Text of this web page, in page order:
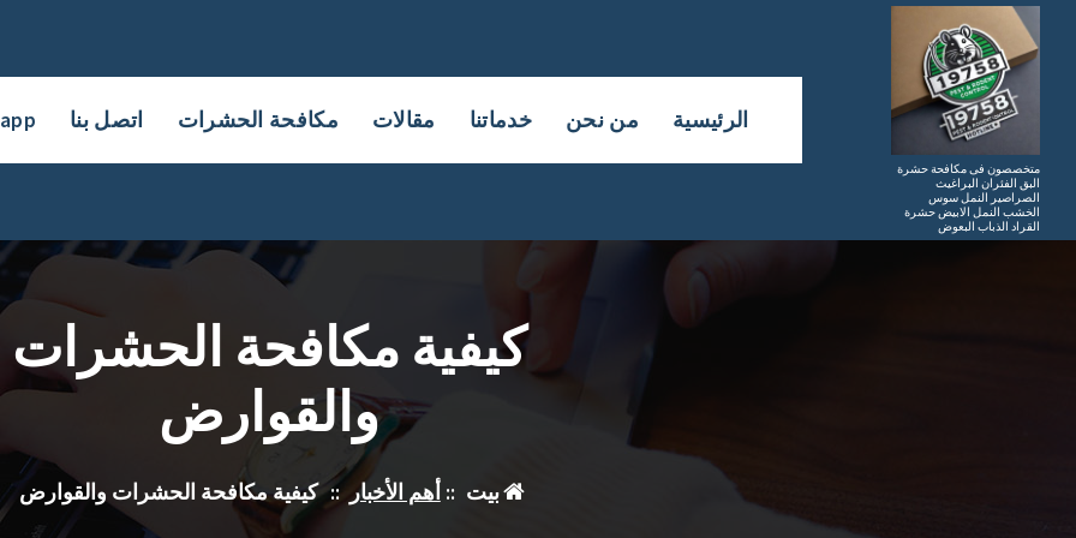
التجاوز
المحتوى
متخصصون فى مكافحة حشرة
البق الفئران البراغيث
الصراصير النمل سوس
الخشب النمل الابيض حشرة
القراد الذباب البعوض
الرئيسية من نحن خدماتنا مقالات مكافحة الحشرات اتصل بنا
كيفية مكافحة الحشرات
والقوارض
بيت ::أهم الأخبار :: كيفية مكافحة الحشرات والقوارض